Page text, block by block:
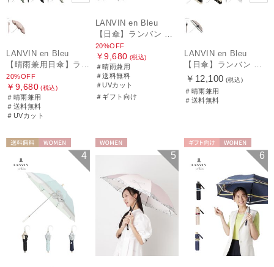
LANVIN en Bleu
【晴雨兼用日傘】ランバン オン ブルー (LANVIN en Bleu) フレアフリル 一級遮光99.99% 遮熱 簡単開閉 UV 晴雨兼用
20%OFF
￥9,680 (税込)
＃晴雨兼用
＃送料無料
＃UVカット
LANVIN en Bleu
【日傘】ランバン オン ブルー (LANVIN en Bleu) ラッフルフリル ショート折りたたみ傘 楽折り
20%OFF
￥9,680 (税込)
＃晴雨兼用
＃送料無料
＃UVカット
＃ギフト向け
LANVIN en Bleu
【日傘】ランバン オン ブルー(LANVIN en Bleu) ビジューリボン 晴雨兼用日傘 遮光 遮熱 UV
￥12,100 (税込)
＃晴雨兼用
＃送料無料
4 5 WOMEN 6